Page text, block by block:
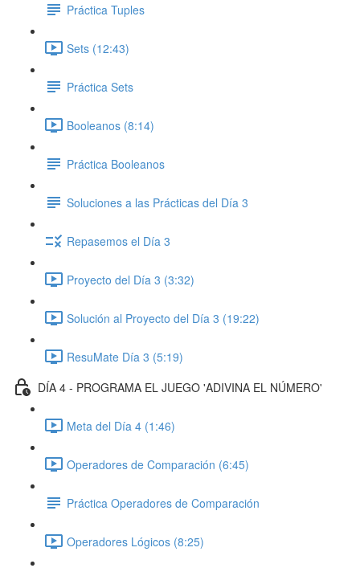
Práctica Tuples
Sets (12:43)
Práctica Sets
Booleanos (8:14)
Práctica Booleanos
Soluciones a las Prácticas del Día 3
Repasemos el Día 3
Proyecto del Día 3 (3:32)
Solución al Proyecto del Día 3 (19:22)
ResuMate Día 3 (5:19)
DÍA 4 - PROGRAMA EL JUEGO 'ADIVINA EL NÚMERO'
Meta del Día 4 (1:46)
Operadores de Comparación (6:45)
Práctica Operadores de Comparación
Operadores Lógicos (8:25)